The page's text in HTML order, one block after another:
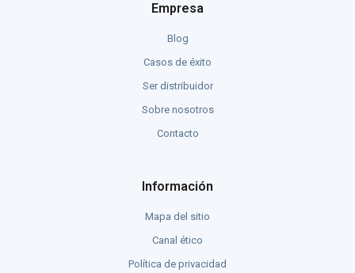
Empresa
Blog
Casos de éxito
Ser distribuidor
Sobre nosotros
Contacto
Información
Mapa del sitio
Canal ético
Política de privacidad